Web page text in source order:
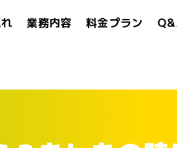
業務内容 料金プラン